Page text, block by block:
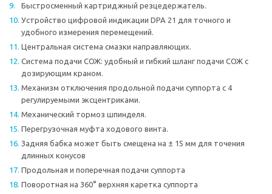
Быстросменный картриджный резцедержатель.
Устройство цифровой индикации DPA 21 для точного и
удобного измерения перемещений.
Центральная система смазки направляющих.
Система подачи СОЖ: удобный и гибкий шланг подачи СОЖ с
дозирующим краном.
Механизм отключения продольной подачи суппорта с 4
регулируемыми эксцентриками.
Механический тормоз шпинделя.
Перегрузочная муфта ходового винта.
Задняя бабка может быть смещена на ± 15 мм для точения
длинных конусов
Продольная и поперечная подачи суппорта
Поворотная на 360° верхняя каретка суппорта